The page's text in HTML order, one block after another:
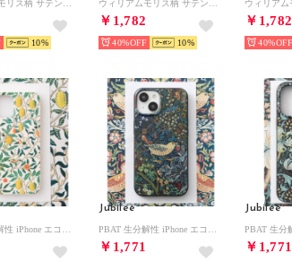
10
￥1,782
40% 10
￥1,782
40%
Jubilee
￥1,771
Jubilee
￥1,771